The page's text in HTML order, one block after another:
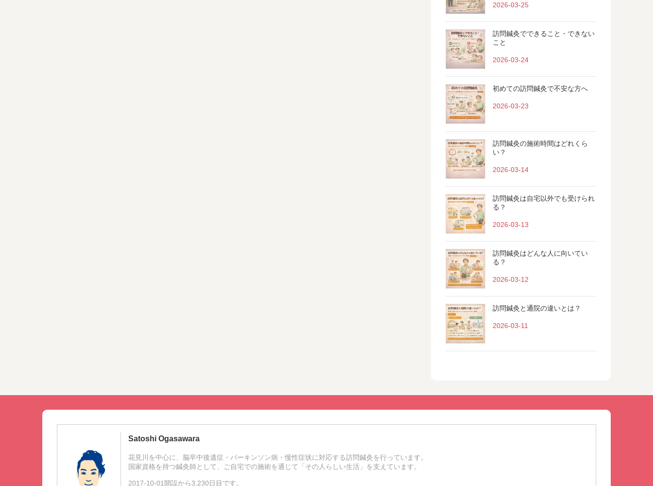
2026-03-25
訪問鍼灸でできること・できない
こと
2026-03-24
初めての訪問鍼灸で不安な方へ
2026-03-23
訪問鍼灸の施術時間はどれくら
い？
2026-03-14
訪問鍼灸は自宅以外でも受けられ
る？
2026-03-13
訪問鍼灸はどんな人に向いてい
る？
2026-03-12
訪問鍼灸と通院の違いとは？
2026-03-11
Satoshi Ogasawara
花見川を中心に、脳卒中後遺症・パーキンソン病・慢性症状に対応する訪問鍼灸を行っています。
国家資格を持つ鍼灸師として、ご自宅での施術を通じて「その人らしい生活」を支えています。
2017-10-01開設から3,230日目です。